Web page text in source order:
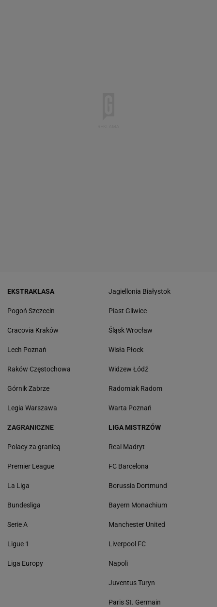
EKSTRAKLASA
Pogoń Szczecin
Cracovia Kraków
Lech Poznań
Raków Częstochowa
Górnik Zabrze
Legia Warszawa
Jagiellonia Białystok
Piast Gliwice
Śląsk Wrocław
Wisła Płock
Widzew Łódź
Radomiak Radom
Warta Poznań
ZAGRANICZNE
Polacy za granicą
Premier League
La Liga
Bundesliga
Serie A
Ligue 1
Liga Europy
LIGA MISTRZÓW
Real Madryt
FC Barcelona
Borussia Dortmund
Bayern Monachium
Manchester United
Liverpool FC
Napoli
Juventus Turyn
Paris St. Germain